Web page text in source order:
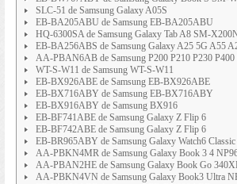
SLC-51 de Samsung Galaxy A05S
EB-BA205ABU de Samsung EB-BA205ABU
HQ-6300SA de Samsung Galaxy Tab A8 SM-
EB-BA256ABS de Samsung Galaxy A25 5G A55
AA-PBAN6AB de Samsung P200 P210 P230
WT-S-W11 de Samsung WT-S-W11
EB-BX926ABE de Samsung EB-BX926ABE
EB-BX716ABY de Samsung EB-BX716ABY
EB-BX916ABY de Samsung BX916
EB-BF741ABE de Samsung Galaxy Z Flip 6
EB-BF742ABE de Samsung Galaxy Z Flip 6
EB-BR965ABY de Samsung Galaxy Watch6
AA-PBKN4MR de Samsung Galaxy Book 3 4
AA-PBAN2HE de Samsung Galaxy Book Go
AA-PBKN4VN de Samsung Galaxy Book3 Ultra